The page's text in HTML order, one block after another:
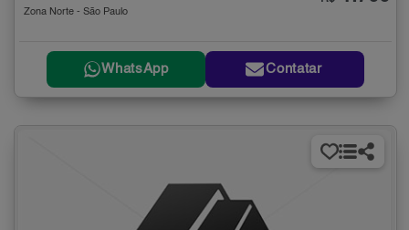
Zona Norte - São Paulo
WhatsApp Contatar